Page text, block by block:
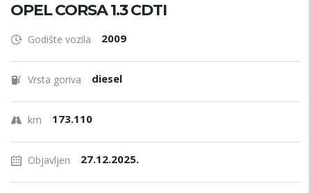
OPEL CORSA 1.3 CDTI
Godište vozila 2009
Vrsta goriva diesel
km 173.110
Objavljen 27.12.2025.